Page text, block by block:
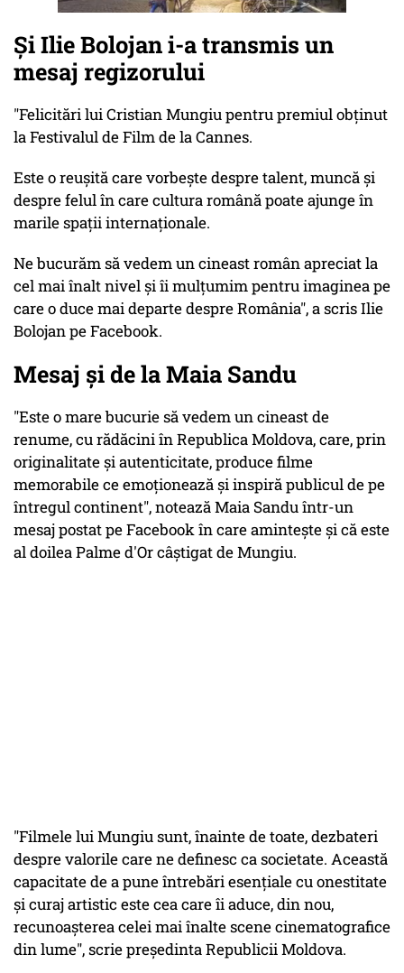
Şi Ilie Bolojan i-a transmis un
mesaj regizorului
"Felicitări lui Cristian Mungiu pentru premiul obținut
la Festivalul de Film de la Cannes.
Este o reușită care vorbește despre talent, muncă și
despre felul în care cultura română poate ajunge în
marile spații internaționale.
Ne bucurăm să vedem un cineast român apreciat la
cel mai înalt nivel și îi mulțumim pentru imaginea pe
care o duce mai departe despre România", a scris Ilie
Bolojan pe Facebook.
Mesaj şi de la Maia Sandu
"Este o mare bucurie să vedem un cineast de
renume, cu rădăcini în Republica Moldova, care, prin
originalitate şi autenticitate, produce filme
memorabile ce emoţionează şi inspiră publicul de pe
întregul continent", notează Maia Sandu într-un
mesaj postat pe Facebook în care aminteşte şi că este
al doilea Palme d'Or câştigat de Mungiu.
"Filmele lui Mungiu sunt, înainte de toate, dezbateri
despre valorile care ne definesc ca societate. Această
capacitate de a pune întrebări esenţiale cu onestitate
şi curaj artistic este cea care îi aduce, din nou,
recunoaşterea celei mai înalte scene cinematografice
din lume", scrie preşedinta Republicii Moldova.